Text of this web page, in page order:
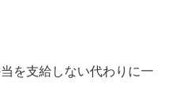
を支給しない代わりに一